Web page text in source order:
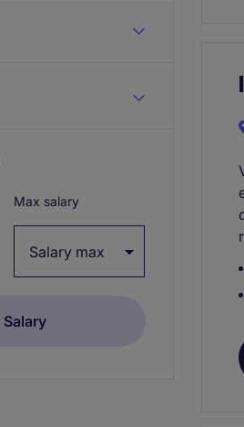
Max salary